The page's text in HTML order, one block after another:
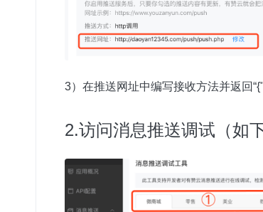
3）在推送网址中编写接收方法并返回
2.访问消息推送调试（如